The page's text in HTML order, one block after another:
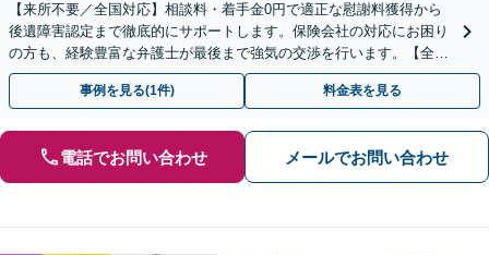
【来所不要／全国対応】相談料・着手金0円で適正な慰謝料獲得から
後遺障害認定まで徹底的にサポートします。保険会社の対応にお困り
の方も、経験豊富な弁護士が最後まで強気の交渉を行います。【全国
13拠点】お気軽にご相談ください。
事例を見る(1件) 料金表を見る
電話でお問い合わせ メールでお問い合わせ